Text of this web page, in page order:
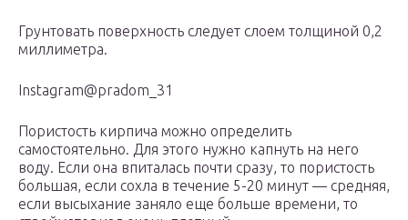
Грунтовать поверхность следует слоем толщиной 0,2
миллиметра.
Instagram@pradom_31
Пористость кирпича можно определить
самостоятельно. Для этого нужно капнуть на него
воду. Если она впиталась почти сразу, то пористость
большая, если сохла в течение 5-20 минут — средняя,
если высыхание заняло еще больше времени, то